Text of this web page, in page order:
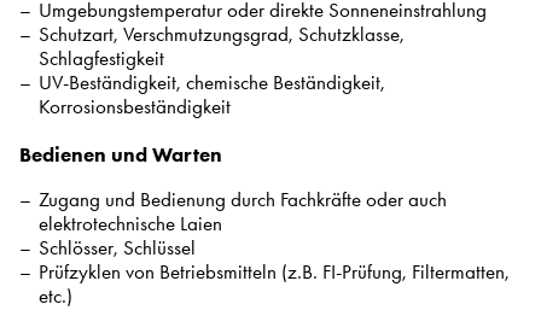
Umgebungstemperatur oder direkte Sonneneinstrahlung
Schutzart, Verschmutzungsgrad, Schutzklasse,
Schlagfestigkeit
UV-Beständigkeit, chemische Beständigkeit,
Korrosionsbeständigkeit
Bedienen und Warten
Zugang und Bedienung durch Fachkräfte oder auch
elektrotechnische Laien
Schlösser, Schlüssel
Prüfzyklen von Betriebsmitteln (z.B. FI-Prüfung, Filtermatten,
etc.)